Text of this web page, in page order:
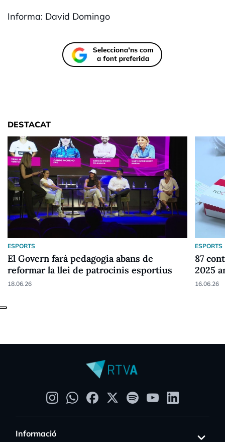
Informa: David Domingo
DESTACAT
ESPORTS
El Govern farà pedagogia abans de
reformar la llei de patrocinis esportius
18.06.26
ESPORTS
87
2025
16.06.26
Informació